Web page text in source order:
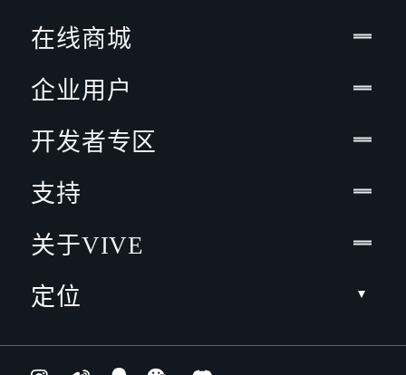
在线商城
企业用户
开发者专区
支持
关于VIVE
定位